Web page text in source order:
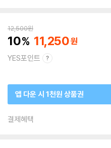
12,500원
10 11,250
YES포인트
앱 다운 시 1천원 상품권
결제혜택